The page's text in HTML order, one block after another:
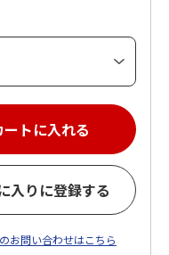
入りに登録する
お問い合わせはこちら